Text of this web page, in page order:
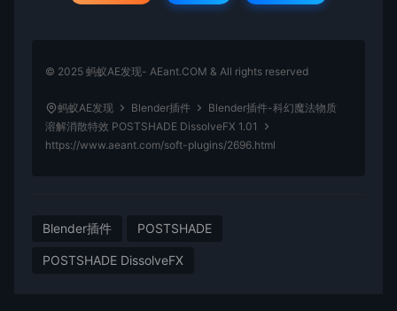
© 2025 蚂蚁AE发现- AEant.COM & All rights reserved
蚂蚁AE发现 Blender插件
Blender插件-科幻魔法物质
溶解消散特效 POSTSHADE DissolveFX 1.01
https://www.aeant.com/soft-plugins/2696.html
Blender插件 POSTSHADE
POSTSHADE DissolveFX